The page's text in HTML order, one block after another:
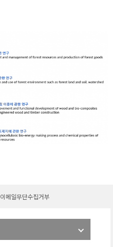
이메일무단수집거부